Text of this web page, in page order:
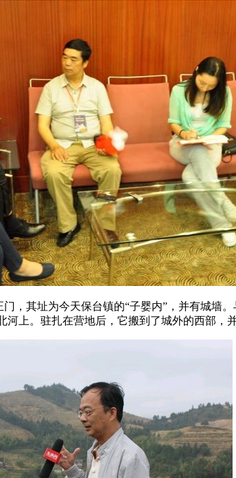
，其址为今天保台镇的“子婴内”，并有城墙
河上。驻扎在营地后，它搬到了城外的西部